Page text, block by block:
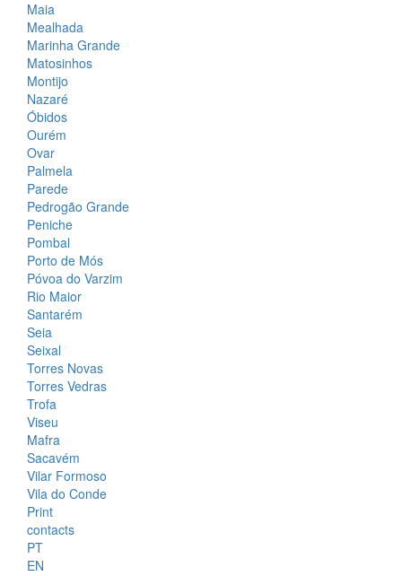
Maia
Mealhada
Marinha Grande
Matosinhos
Montijo
Nazaré
Óbidos
Ourém
Ovar
Palmela
Parede
Pedrogão Grande
Peniche
Pombal
Porto de Mós
Póvoa do Varzim
Rio Maior
Santarém
Seia
Seixal
Torres Novas
Torres Vedras
Trofa
Viseu
Mafra
Sacavém
Vilar Formoso
Vila do Conde
Print
contacts
PT
EN